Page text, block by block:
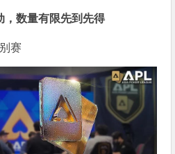
，数量有限先到先得
赛